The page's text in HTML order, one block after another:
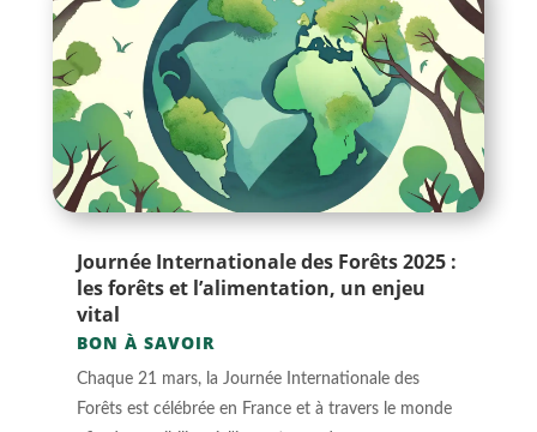
Journée Internationale des Forêts 2025 :
les forêts et l’alimentation, un enjeu
vital
BON À SAVOIR
Chaque 21 mars, la Journée Internationale des
Forêts est célébrée en France et à travers le monde